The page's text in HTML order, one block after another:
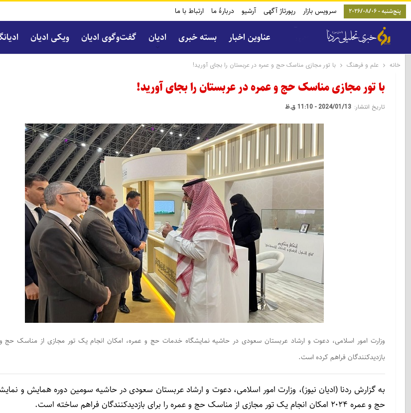
پنج‌شنبه - 2026/08/06 سرویس بازار رپورتاژ آگهی آرشیو دربارۀ ما ارتباط با ما
عناوین اخبار بسته خبری ادیان گفت‌و‌گوی ادیان ویکی ادیان
خانه علم و فرهنگ با تور مجازی مناسک حج و عمره در عربستان را بجای آورید!
با تور مجازی مناسک حج و عمره در عربستان را بجای آورید!
تاریخ انتشار: 2024/01/13 - 11:10 ق.ظ
وزارت امور اسلامی، دعوت و ارشاد عربستان سعودی در حاشیه نمایشگاه خدمات حج و عمره، امکان انجام یک تور مجازی از مناسک حج و
بازدیدکنندگان فراهم کرده است.
به گزارش ردنا (ادیان نیوز)، وزارت امور اسلامی، دعوت و ارشاد عربستان سعودی در حاشیه سومین دوره همایش و
حج و عمره ۲۰۲۴ امکان انجام یک تور مجازی از مناسک حج و عمره را برای بازدیدکنندگان فراهم ساخته است.